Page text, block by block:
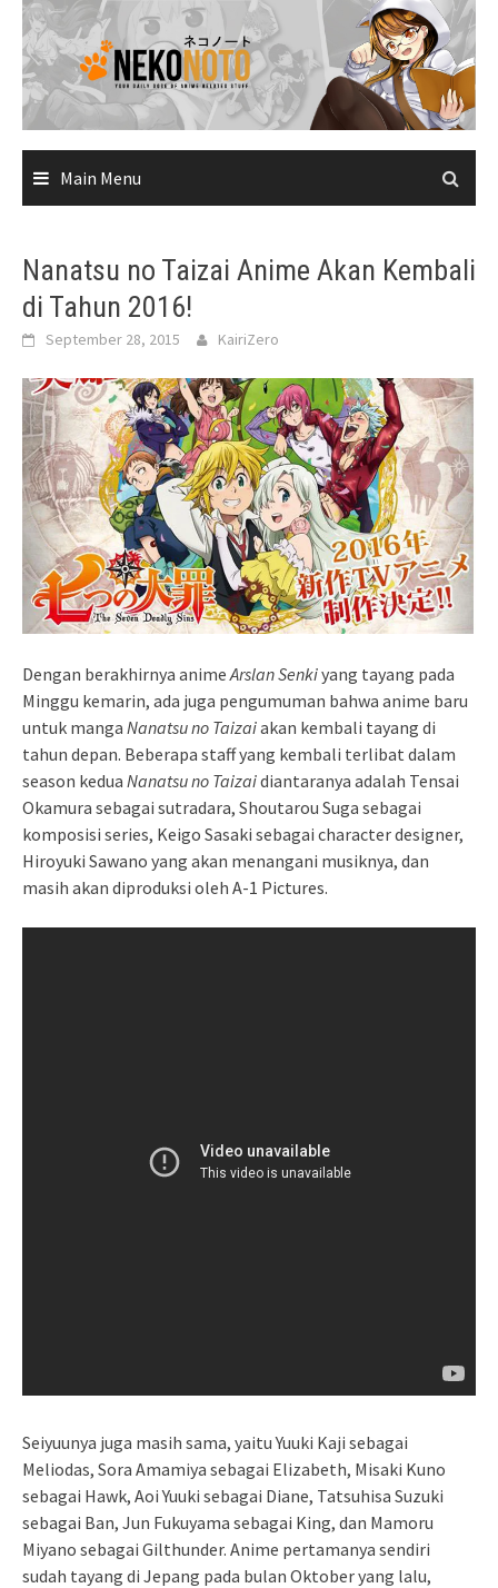
Skip
content
Main Menu
Nanatsu no Taizai Anime Akan Kembali
di Tahun 2016!
September 28, 2015 KairiZero
Dengan berakhirnya anime Arslan Senkiyang tayang pada
Minggu kemarin, ada juga pengumuman bahwa anime baru
untuk manga Nanatsu no Taizaiakan kembali tayang di
tahun depan. Beberapa staff yang kembali terlibat dalam
season kedua Nanatsu no Taizaidiantaranya adalah Tensai
Okamura sebagai sutradara, Shoutarou Suga sebagai
komposisi series, Keigo Sasaki sebagai character designer,
Hiroyuki Sawano yang akan menangani musiknya, dan
masih akan diproduksi oleh A-1 Pictures.
Seiyuunya juga masih sama, yaitu Yuuki Kaji sebagai
Meliodas, Sora Amamiya sebagai Elizabeth, Misaki Kuno
sebagai Hawk, Aoi Yuuki sebagai Diane, Tatsuhisa Suzuki
sebagai Ban, Jun Fukuyama sebagai King, dan Mamoru
Miyano sebagai Gilthunder. Anime pertamanya sendiri
sudah tayang di Jepang pada bulan Oktober yang lalu,